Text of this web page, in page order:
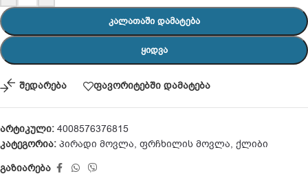
ᲙᲐᲚᲐᲗᲐᲨᲘ ᲓᲐᲛᲐᲢᲔᲑᲐ
ᲧᲘᲓᲕᲐ
შედარება ფავორიტებში დამატება
არტიკული: 4008576376815
კატეგორია: პირადი მოვლა, ფრჩხილის მოვლა, ქლიბი
გაზიარება